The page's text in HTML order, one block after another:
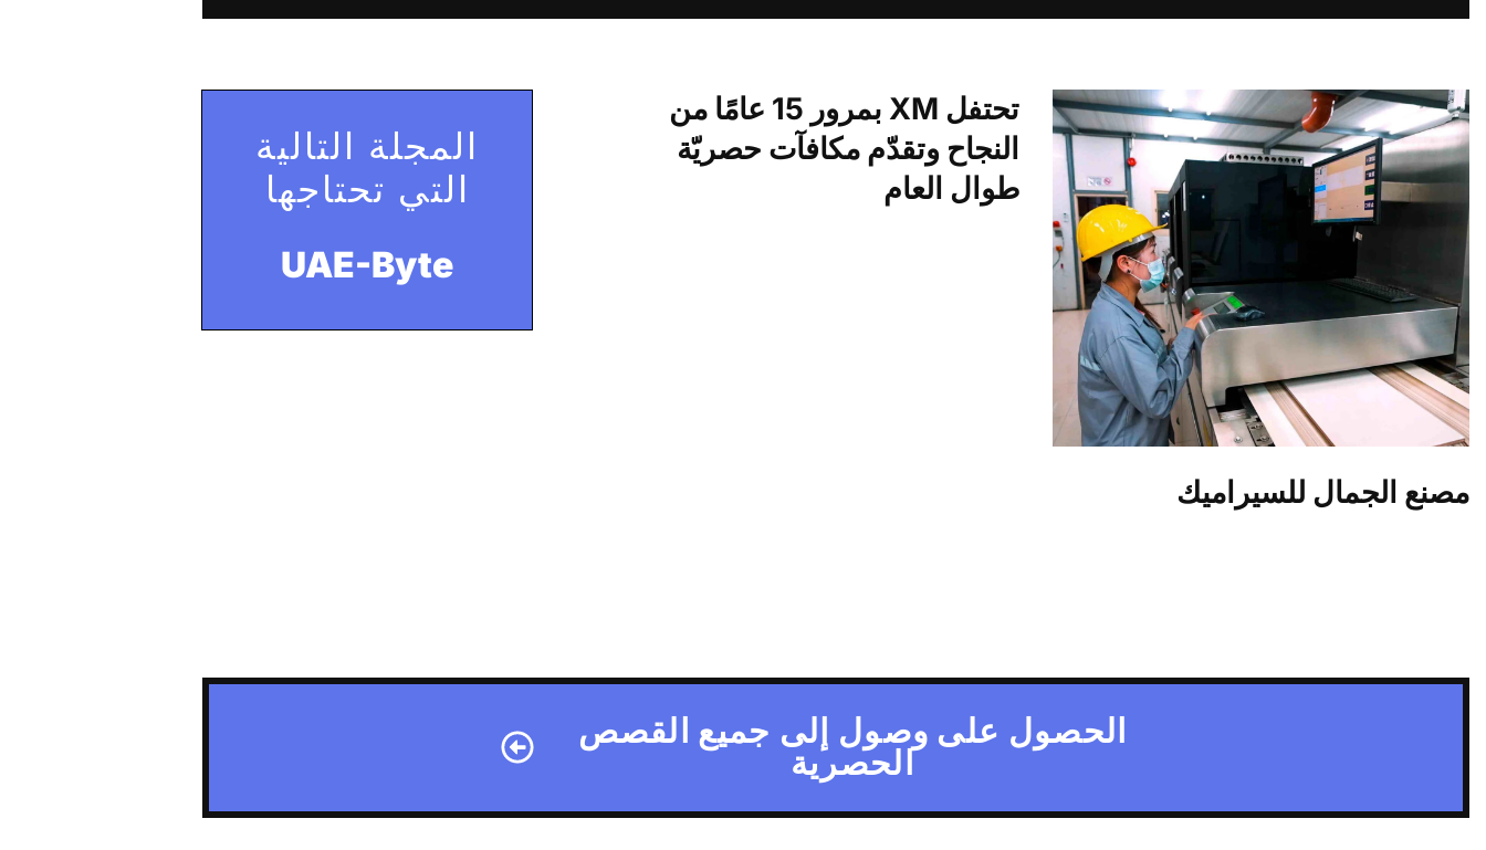
مصنع الجمال للسيراميك
تحتفل XM بمرور 15 عامًا من
النجاح وتقدّم مكافآت حصريّة
طوال العام
المجلة التالية
التي تحتاجها
UAE-Byte
الحصول على وصول إلى جميع القصص
الحصرية